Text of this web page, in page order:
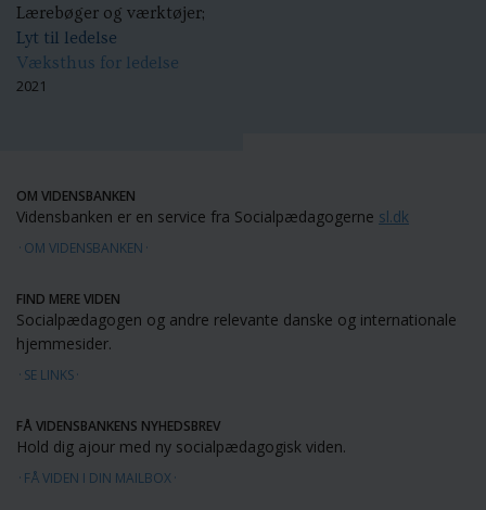
Lærebøger og værktøjer;
Lyt til ledelse
Væksthus for ledelse
2021
OM VIDENSBANKEN
Vidensbanken er en service fra Socialpædagogerne sl.dk
OM VIDENSBANKEN
FIND MERE VIDEN
Socialpædagogen og andre relevante danske og internationale
hjemmesider.
SE LINKS
FÅ VIDENSBANKENS NYHEDSBREV
Hold dig ajour med ny socialpædagogisk viden.
FÅ VIDEN I DIN MAILBOX